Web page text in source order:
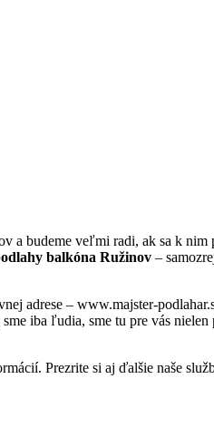
a budeme veľmi radi, ak sa k
balkóna Ružinov –
adrese – www.majster-
iba ľudia, sme tu pre vás nielen
Prezrite si aj ďalšie naše